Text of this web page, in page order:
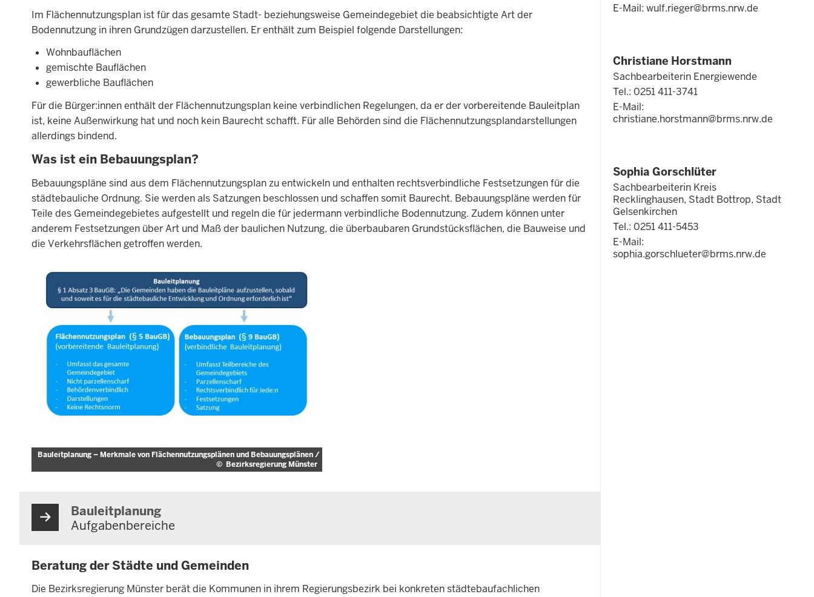
Im Flächennutzungsplan ist für das gesamte Stadt- beziehungsweise Gemeindegebiet die beabsichtigte Art der
Bodennutzung in ihren Grundzügen darzustellen. Er enthält zum Beispiel folgende Darstellungen:
Wohnbauflächen
gemischte Bauflächen
gewerbliche Bauflächen
Für die Bürger:innen enthält der Flächennutzungsplan keine verbindlichen Regelungen, da er der vorbereitende Bauleitplan
ist, keine Außenwirkung hat und noch kein Baurecht schafft. Für alle Behörden sind die Flächennutzungsplandarstellungen
allerdings bindend.
Was ist ein Bebauungsplan?
Bebauungspläne sind aus dem Flächennutzungsplan zu entwickeln und enthalten rechtsverbindliche Festsetzungen für die
städtebauliche Ordnung. Sie werden als Satzungen beschlossen und schaffen somit Baurecht. Bebauungspläne werden für
Teile des Gemeindegebietes aufgestellt und regeln die für jedermann verbindliche Bodennutzung. Zudem können unter
anderem Festsetzungen über Art und Maß der baulichen Nutzung, die überbaubaren Grundstücksflächen, die Bauweise und
die Verkehrsflächen getroffen werden.
Bauleitplanung – Merkmale von Flächennutzungsplänen und Bebauungsplänen /
© Bezirksregierung Münster
Bauleitplanung
Aufgabenbereiche
Beratung der Städte und Gemeinden
Die Bezirksregierung Münster berät die Kommunen in ihrem Regierungsbezirk bei konkreten städtebaufachlichen
E-Mail: wulf.rieger@brms.nrw.de
Christiane Horstmann
Sachbearbeiterin Energiewende
Tel.: 0251 411-3741
E-Mail:
christiane.horstmann@brms.nrw.de
Sophia Gorschlüter
Sachbearbeiterin Kreis
Recklinghausen, Stadt Bottrop, Stadt
Gelsenkirchen
Tel.: 0251 411-5453
E-Mail:
sophia.gorschlueter@brms.nrw.de